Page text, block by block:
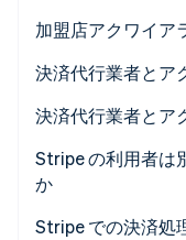
Stripe
Stripe が AI の
ご覧ください。
こちらをご覧く
加盟店アクワイア
決済代行業者とア
決済代行業者とア
Stripe の利用者は
か
Stripe での決済処